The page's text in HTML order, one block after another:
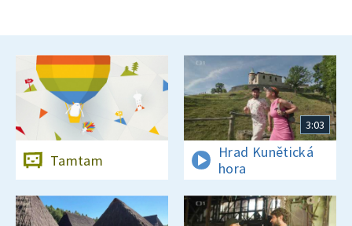
Tamtam
3:03
Hrad Kunětická
hora